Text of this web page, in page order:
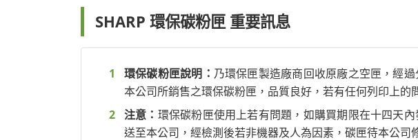
SHARP 環保碳粉匣 重要訊息
環保碳粉匣說明： 乃環保匣製造廠商回收原廠之空匣，經
本公司所銷售之環保碳粉匣，品質良好，若有任何列印上的
注意： 環保碳粉匣使用上若有問題，如購買期限在十四天
送至本公司，經檢測後若非機器及人為因素，碳匣待本公司